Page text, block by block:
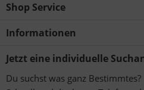
Shop Service
Informationen
Jetzt eine individuelle
Du suchst was ganz Bestimmtes?